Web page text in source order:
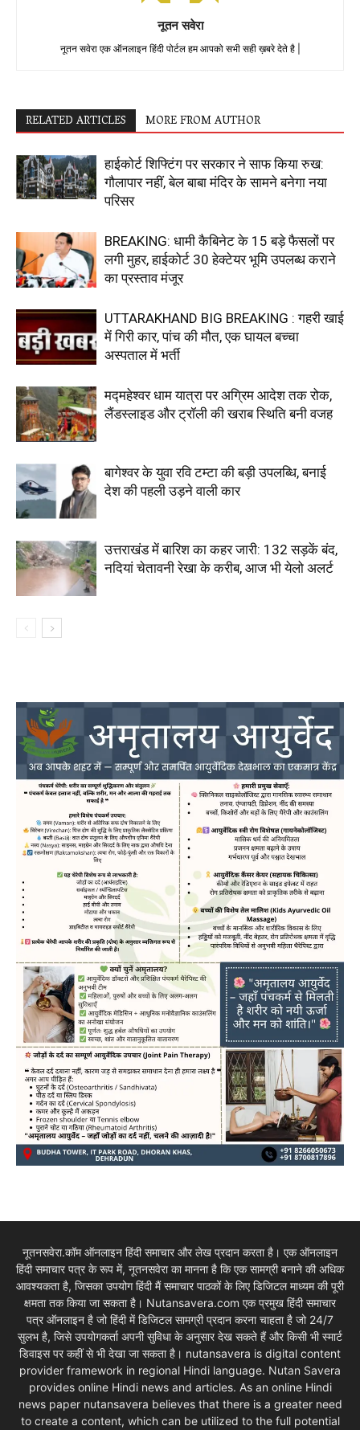
नूतन सवेरा
नूतन सवेरा एक ऑनलाइन हिंदी पोर्टल हम आपको सभी सही ख़बरे देते है |
RELATED ARTICLES MORE FROM AUTHOR
हाईकोर्ट शिफ्टिंग पर सरकार ने साफ किया रुख:
गौलापार नहीं, बेल बाबा मंदिर के सामने बनेगा नया
परिसर
BREAKING: धामी कैबिनेट के 15 बड़े फैसलों पर
लगी मुहर, हाईकोर्ट 30 हेक्टेयर भूमि उपलब्ध कराने
का प्रस्ताव मंजूर
UTTARAKHAND BIG BREAKING : गहरी खाई
में गिरी कार, पांच की मौत, एक घायल बच्चा
अस्पताल में भर्ती
मद्महेश्वर धाम यात्रा पर अग्रिम आदेश तक रोक,
लैंडस्लाइड और ट्रॉली की खराब स्थिति बनी वजह
बागेश्वर के युवा रवि टम्टा की बड़ी उपलब्धि, बनाई
देश की पहली उड़ने वाली कार
उत्तराखंड में बारिश का कहर जारी: 132 सड़कें बंद,
नदियां चेतावनी रेखा के करीब, आज भी येलो अलर्ट
नूतनसवेरा.कॉम ऑनलाइन हिंदी समाचार और लेख प्रदान करता है। एक ऑनलाइन
हिंदी समाचार पत्र के रूप में, नूतनसवेरा का मानना है कि एक सामग्री बनाने की अधिक
आवश्यकता है, जिसका उपयोग हिंदी मैं समाचार पाठकों के लिए डिजिटल माध्यम की पूरी
क्षमता तक किया जा सकता है। Nutansavera.com एक प्रमुख हिंदी समाचार
पत्र ऑनलाइन है जो हिंदी में डिजिटल सामग्री प्रदान करना चाहता है जो 24/7
सुलभ है, जिसे उपयोगकर्ता अपनी सुविधा के अनुसार देख सकते हैं और किसी भी स्मार्ट
डिवाइस पर कहीं से भी देखा जा सकता है। nutansavera is digital content
provider framework in regional Hindi language. Nutan Savera
provides online Hindi news and articles. As an online Hindi
news paper nutansavera believes that there is a greater need
to create a content, which can be utilized to the full potential